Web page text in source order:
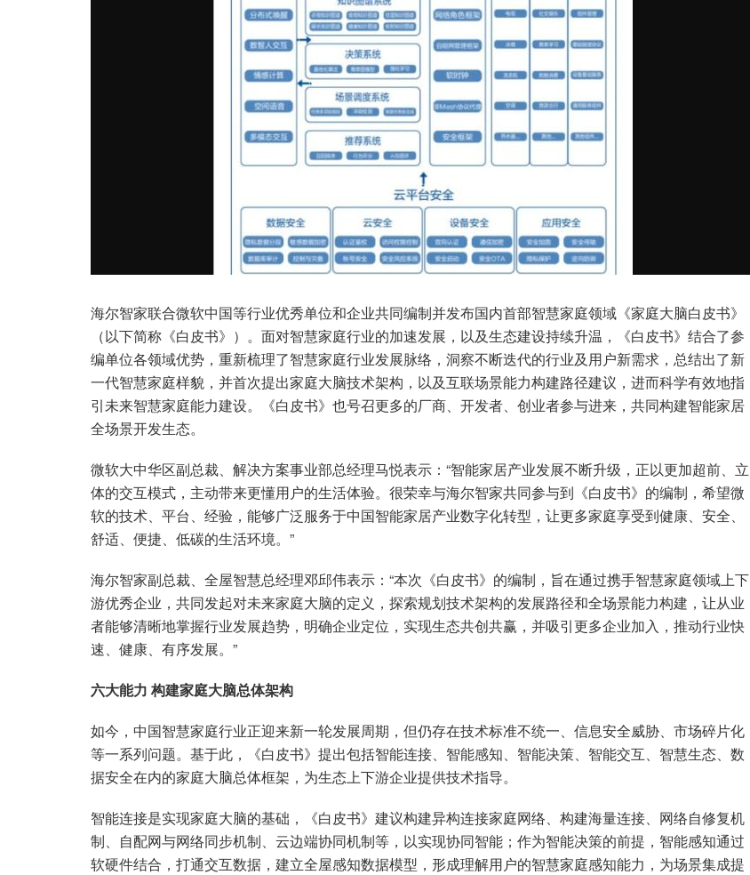
海尔智家联合微软中国等行业优秀单位和企业共同编制并发布国内首部智慧家庭领域《家庭大脑白皮书》
（以下简称《白皮书》）。面对智慧家庭行业的加速发展，以及生态建设持续升温，《白皮书》结合了参
编单位各领域优势，重新梳理了智慧家庭行业发展脉络，洞察不断迭代的行业及用户新需求，总结出了新
一代智慧家庭样貌，并首次提出家庭大脑技术架构，以及互联场景能力构建路径建议，进而科学有效地指
引未来智慧家庭能力建设。《白皮书》也号召更多的厂商、开发者、创业者参与进来，共同构建智能家居
全场景开发生态。
微软大中华区副总裁、解决方案事业部总经理马悦表示：“智能家居产业发展不断升级，正以更加超前、立
体的交互模式，主动带来更懂用户的生活体验。很荣幸与海尔智家共同参与到《白皮书》的编制，希望微
软的技术、平台、经验，能够广泛服务于中国智能家居产业数字化转型，让更多家庭享受到健康、安全、
舒适、便捷、低碳的生活环境。”
海尔智家副总裁、全屋智慧总经理邓邱伟表示：“本次《白皮书》的编制，旨在通过携手智慧家庭领域上下
游优秀企业，共同发起对未来家庭大脑的定义，探索规划技术架构的发展路径和全场景能力构建，让从业
者能够清晰地掌握行业发展趋势，明确企业定位，实现生态共创共赢，并吸引更多企业加入，推动行业快
速、健康、有序发展。”
六大能力 构建家庭大脑总体架构
如今，中国智慧家庭行业正迎来新一轮发展周期，但仍存在技术标准不统一、信息安全威胁、市场碎片化
等一系列问题。基于此，《白皮书》提出包括智能连接、智能感知、智能决策、智能交互、智慧生态、数
据安全在内的家庭大脑总体框架，为生态上下游企业提供技术指导。
智能连接是实现家庭大脑的基础，《白皮书》建议构建异构连接家庭网络、构建海量连接、网络自修复机
制、自配网与网络同步机制、云边端协同机制等，以实现协同智能；作为智能决策的前提，智能感知通过
软硬件结合，打通交互数据，建立全屋感知数据模型，形成理解用户的智慧家庭感知能力，为场景集成提